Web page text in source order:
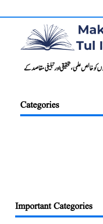
خالص علمی، تحقیقی اور تبلیغی مقاصد کے
Categories
Important Categories